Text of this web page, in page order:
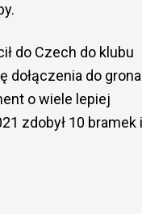
do Czech do klubu
dołączenia do grona
o wiele lepiej
zdobył 10 bramek i